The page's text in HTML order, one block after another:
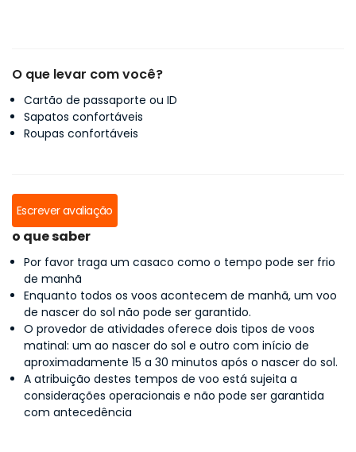
O que levar com você?
Cartão de passaporte ou ID
Sapatos confortáveis
Roupas confortáveis
Escrever avaliação
o que saber
Por favor traga um casaco como o tempo pode ser frio
de manhã
Enquanto todos os voos acontecem de manhã, um voo
de nascer do sol não pode ser garantido.
O provedor de atividades oferece dois tipos de voos
matinal: um ao nascer do sol e outro com início de
aproximadamente 15 a 30 minutos após o nascer do sol.
A atribuição destes tempos de voo está sujeita a
considerações operacionais e não pode ser garantida
com antecedência